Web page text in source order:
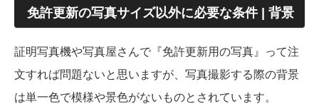
免許更新の写真サイズ以外に必要な条件 | 背景
証明写真機や写真屋さんで『免許更新用の写真』って注
文すれば問題ないと思いますが、写真撮影する際の背景
は単一色で模様や景色がないものとされています。